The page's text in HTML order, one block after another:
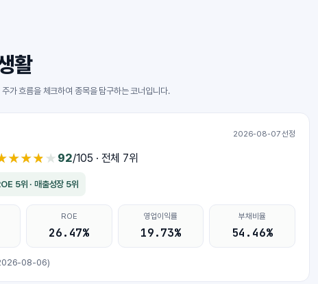
활
가 흐름을 체크하여 종목을 탐구하는 코너입니다.
2026-08-07 선정
92/105 · 전체 7위
5위 · 매출성장 5위
ROE
26.47%
영업이익률
19.73%
부채비율
54.46%
08-06)